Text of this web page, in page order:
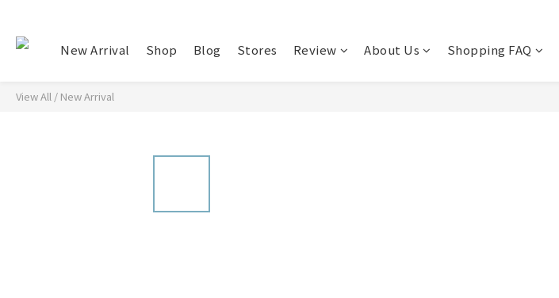
New Arrival Shop Blog Stores Review About Us Shopping FAQ
View All / New Arrival